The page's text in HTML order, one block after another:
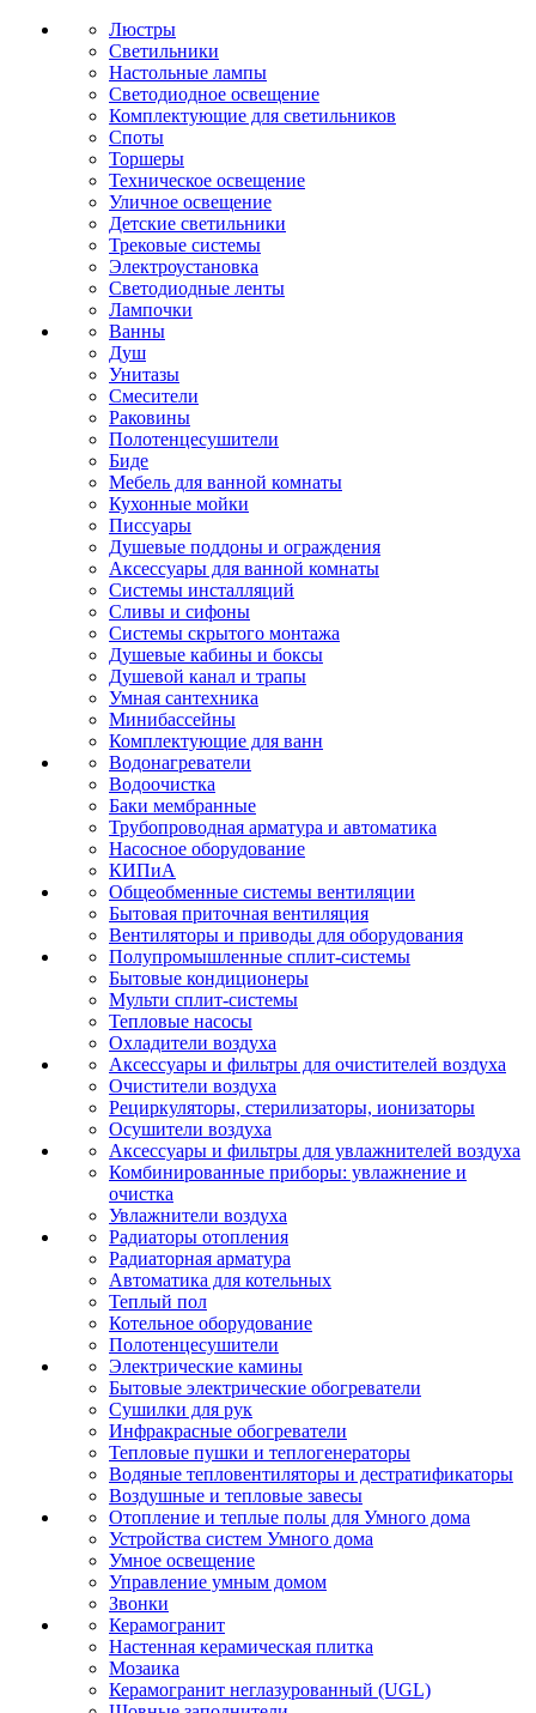
Люстры
Светильники
Настольные лампы
Светодиодное освещение
Комплектующие для светильников
Споты
Торшеры
Техническое освещение
Уличное освещение
Детские светильники
Трековые системы
Электроустановка
Светодиодные ленты
Лампочки
Ванны
Душ
Унитазы
Смесители
Раковины
Полотенцесушители
Биде
Мебель для ванной комнаты
Кухонные мойки
Писсуары
Душевые поддоны и ограждения
Аксессуары для ванной комнаты
Системы инсталляций
Сливы и сифоны
Системы скрытого монтажа
Душевые кабины и боксы
Душевой канал и трапы
Умная сантехника
Минибассейны
Комплектующие для ванн
Водонагреватели
Водоочистка
Баки мембранные
Трубопроводная арматура и автоматика
Насосное оборудование
КИПиА
Общеобменные системы вентиляции
Бытовая приточная вентиляция
Вентиляторы и приводы для оборудования
Полупромышленные сплит-системы
Бытовые кондиционеры
Мульти сплит-системы
Тепловые насосы
Охладители воздуха
Аксессуары и фильтры для очистителей воздуха
Очистители воздуха
Рециркуляторы, стерилизаторы, ионизаторы
Осушители воздуха
Аксессуары и фильтры для увлажнителей воздуха
Комбинированные приборы: увлажнение и
очистка
Увлажнители воздуха
Радиаторы отопления
Радиаторная арматура
Автоматика для котельных
Теплый пол
Котельное оборудование
Полотенцесушители
Электрические камины
Бытовые электрические обогреватели
Сушилки для рук
Инфракрасные обогреватели
Тепловые пушки и теплогенераторы
Водяные тепловентиляторы и дестратификаторы
Воздушные и тепловые завесы
Отопление и теплые полы для Умного дома
Устройства систем Умного дома
Умное освещение
Управление умным домом
Звонки
Керамогранит
Настенная керамическая плитка
Мозаика
Керамогранит неглазурованный (UGL)